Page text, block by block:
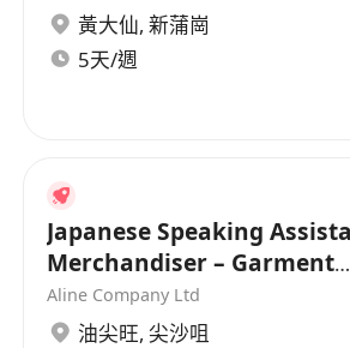
Immediate availability is
黃大仙, 新蒲崗
5天/週
Japanese Speaking
Merchandiser – Garment
industry [Ref: YTM253]
Aline Company Ltd
油尖旺, 尖沙咀